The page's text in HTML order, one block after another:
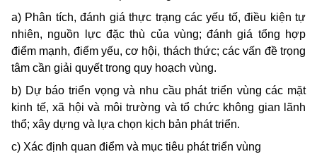
a) Phân tích, đánh giá thực trạng các yếu tố, điều kiện tự
nhiên, nguồn lực đặc thù của vùng; đánh giá tổng hợp
điểm mạnh, điểm yếu, cơ hội, thách thức; các vấn đề trọng
tâm cần giải quyết trong quy hoạch vùng.
b) Dự báo triển vọng và nhu cầu phát triển vùng các mặt
kinh tế, xã hội và môi trường và tổ chức không gian lãnh
thổ; xây dựng và lựa chọn kịch bản phát triển.
c) Xác định quan điểm và mục tiêu phát triển vùng